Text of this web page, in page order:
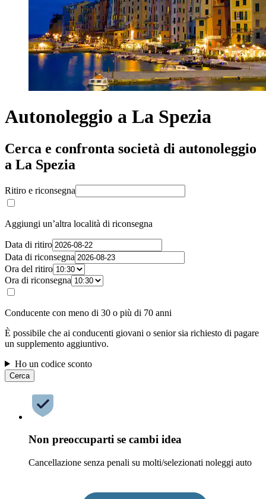
Autonoleggio a La Spezia
Cerca e confronta società di autonoleggio
a La Spezia
Ritiro e riconsegna
Aggiungi un’altra località di riconsegna
Data di ritiro
Data di riconsegna
Ora del ritiro
Ora di riconsegna
Conducente con meno di 30 o più di 70 anni
È possibile che ai conducenti giovani o senior sia richiesto di pagare
un supplemento aggiuntivo.
Ho un codice sconto
Cerca
Non preoccuparti se cambi idea
Cancellazione senza penali su molti/selezionati noleggi auto